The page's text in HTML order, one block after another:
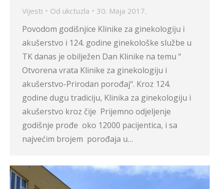
Vijesti Od ukctuzla 30. Maja 2017.
Povodom godišnjice Klinike za ginekologiju i
akušerstvo i 124. godine ginekološke službe u
TK danas je obilježen Dan Klinike na temu “
Otvorena vrata Klinike za ginekologiju i
akušerstvo-Prirodan porođaj“. Kroz 124.
godine dugu tradiciju, Klinika za ginekologiju i
akušerstvo kroz čije Prijemno odjeljenje
godišnje prođe oko 12000 pacijentica, i sa
najvećim brojem porođaja u…